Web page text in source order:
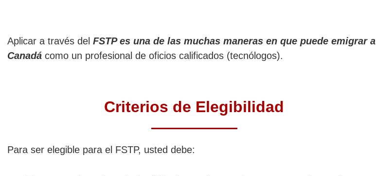
Aplicar a través del FSTP es una de las muchas maneras en que puede emigrar a
Canadá como un profesional de oficios calificados (tecnólogos).
Criterios de Elegibilidad
Para ser elegible para el FSTP, usted debe: